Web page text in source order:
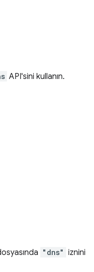
API'sini kullanın.
"dns" iznini